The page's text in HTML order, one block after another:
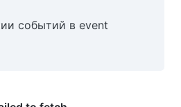
событий в event